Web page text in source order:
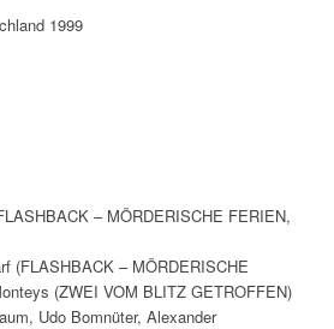
1999
– MÖRDERISCHE FERIEN,
(FLASHBACK – MÖRDERISCHE
(ZWEI VOM BLITZ GETROFFEN)
Udo Bomnüter, Alexander